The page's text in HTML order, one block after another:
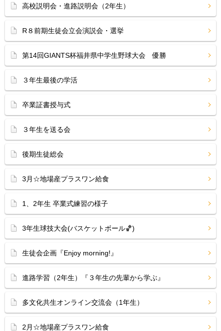
高校説明会・進路説明会（2年生）
R８前期生徒会立会演説会・選挙
第14回GIANTS杯福井県中学生野球大会 優勝
３年生最後の学活
卒業証書授与式
３年生を送る会
後期生徒総会
3月☆地場産プラスワン給食
1、2年生 卒業式練習の様子
3年生球技大会(バスケットボール🏀)
生徒会企画『Enjoy morning!』
進路学習（2年生）『３年生の先輩から学ぶ』
多文化共生オンライン交流会（1年生）
2月☆地場産プラスワン給食